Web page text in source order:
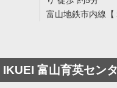
富山地鉄市内線
IKUEI 富山育英セン